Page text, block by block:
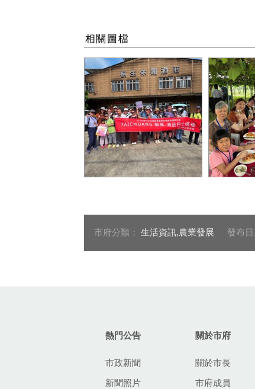
相關圖檔
市府分類： 生活資訊,農業發展 發布日
熱門公告
市政新聞
新聞照片
關於市府
關於市長
市府成員